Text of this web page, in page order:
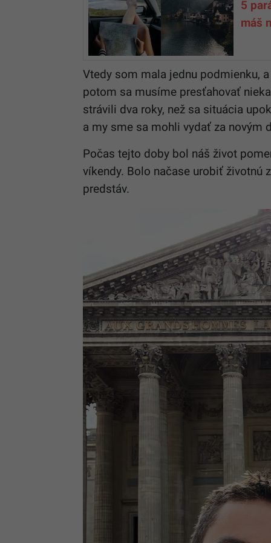
5
máš
Vtedy som mala jednu podmienku,
potom sa musíme presťahovať
strávili dva roky, než sa situácia
a my sme sa mohli vydať za novým
Počas tejto doby bol náš život
víkendy. Bolo načase urobiť životnú
predstáv.